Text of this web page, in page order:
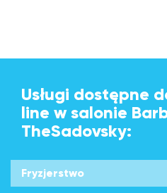
Usługi dostępne
line w salonie
TheSadovsky:
Fryzjerstwo